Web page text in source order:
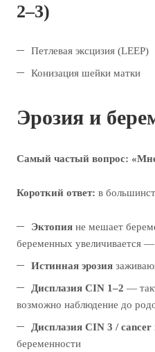
2–3)
Петлевая эксцизия (LEEP)
Конизация шейки матки
Эрозия и
Самый частый вопрос:
Короткий ответ: в
Эктопия не мешает
беременных увеличивается
Истинная эрозия
Дисплазия CIN 1–2 —
возможно наблюдение до
Дисплазия CIN 3 / cancer
беременности